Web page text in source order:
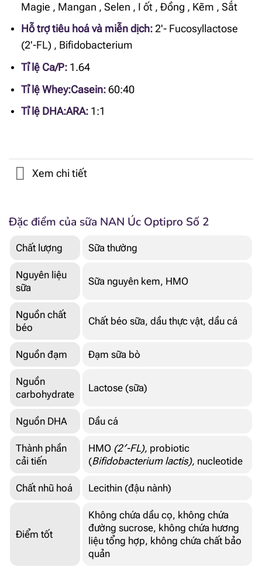
Magie , Mangan , Selen , I ốt, Đồng , Kẽm , Sắt
Hỗ trợ tiêu hoá và miễn dịch: 2'- Fucosyllactose
(2'-FL) , Bifidobacterium
Tỉ lệ Ca/P:1.64
Tỉ lệ Whey:Casein:60:40
Tỉ lệ DHA:ARA:1:1
Xem chi tiết
Đặc điểm của sữa NAN Úc Optipro Số 2
Chất lượng Sữa thường
Nguyên liệu
sữa
Sữa nguyên kem, HMO
Nguồn chất
béo
Chất béo sữa, dầu thực vật, dầu cá
Nguồn đạm Đạm sữa bò
Nguồn
carbohydrate
Lactose (sữa)
Nguồn DHA Dầu cá
Thành phần
cải tiến
HMO (2′-FL), probiotic
(Bifidobacterium lactis), nucleotide
Chất nhũ hoá Lecithin (đậu nành)
Điểm tốt
Không chứa dầu cọ, không chứa
đường sucrose, không chứa hương
liệu tổng hợp, không chứa chất bảo
quản